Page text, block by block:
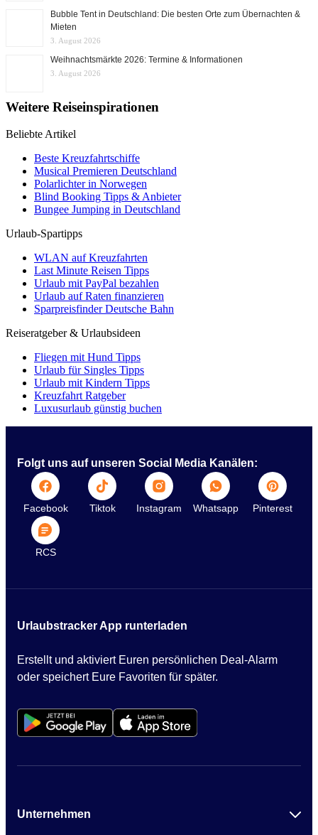
Bubble Tent in Deutschland: Die besten Orte zum Übernachten &
Mieten
3. August 2026
Weihnachtsmärkte 2026: Termine & Informationen
3. August 2026
Weitere Reiseinspirationen
Beliebte Artikel
Beste Kreuzfahrtschiffe
Musical Premieren Deutschland
Polarlichter in Norwegen
Blind Booking Tipps & Anbieter
Bungee Jumping in Deutschland
Urlaub-Spartipps
WLAN auf Kreuzfahrten
Last Minute Reisen Tipps
Urlaub mit PayPal bezahlen
Urlaub auf Raten finanzieren
Sparpreisfinder Deutsche Bahn
Reiseratgeber & Urlaubsideen
Fliegen mit Hund Tipps
Urlaub für Singles Tipps
Urlaub mit Kindern Tipps
Kreuzfahrt Ratgeber
Luxusurlaub günstig buchen